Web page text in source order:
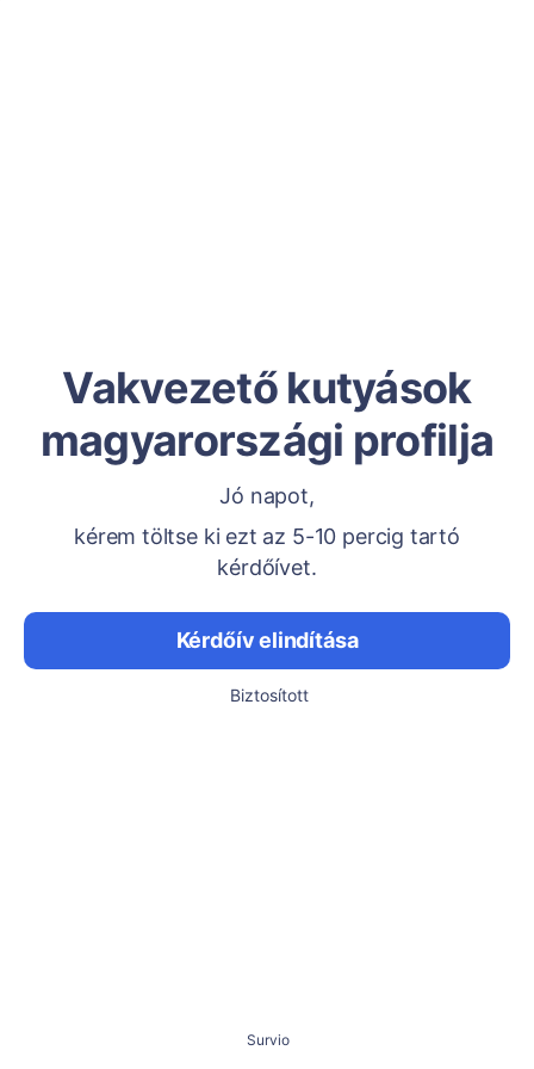
Vakvezető kutyások
magyarországi profilja
Jó napot,
kérem töltse ki ezt az 5-10 percig tartó
kérdőívet.
Kérdőív elindítása
Biztosított
Survio